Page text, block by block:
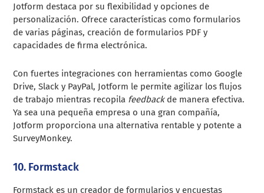
Jotform destaca por su flexibilidad y opciones de
personalización. Ofrece características como formularios
de varias páginas, creación de formularios PDF y
capacidades de firma electrónica.
Con fuertes integraciones con herramientas como Google
Drive, Slack y PayPal, Jotform le permite agilizar los flujos
de trabajo mientras recopila feedbackde manera efectiva.
Ya sea una pequeña empresa o una gran compañía,
Jotform proporciona una alternativa rentable y potente a
SurveyMonkey.
10. Formstack
Formstack es un creador de formularios y encuestas